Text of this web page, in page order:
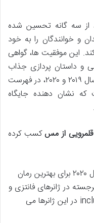
از سه گانه تحسین شده
و خوانندگان را به خود
این موفقیت ها، گواهی
و داستان پردازی جذاب
است. این کتاب در سال ۲۰۱۹ و ۲۰۲۰، در فهرست
که نشان دهنده جایگاه
قلمرویی از مسکسب کرده
نامزد دریافت جایزه Ignyte در سال ۲۰۲۰ برای بهترین رمان
در ژانرهای فانتزی و
علمی-تخیلی که به تنوع و inclusivity در این ژانرها می